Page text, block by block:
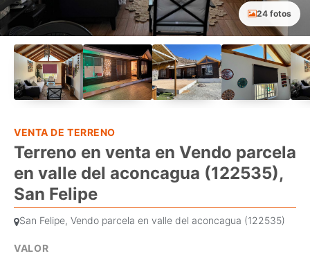
24 fotos
VENTA DE TERRENO
Terreno en venta en Vendo parcela
en valle del aconcagua (122535),
San Felipe
San Felipe, Vendo parcela en valle del aconcagua (122535)
VALOR